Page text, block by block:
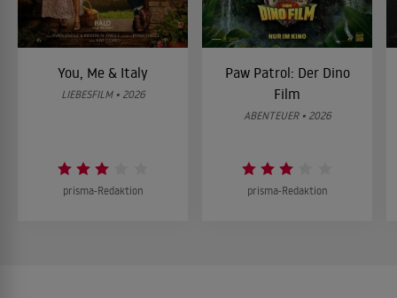
You, Me & Italy
LIEBESFILM • 2026
prisma-Redaktion
Paw Patrol: Der Dino
Film
ABENTEUER • 2026
prisma-Redaktion